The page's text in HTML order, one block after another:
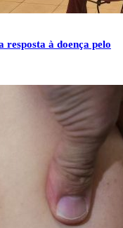
à doença pelo